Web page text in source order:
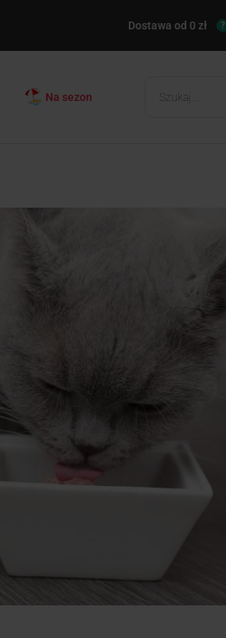
Dostawa od 0 zł ?
Na sezon